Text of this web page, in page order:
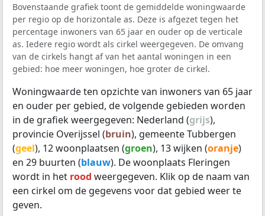
Bovenstaande grafiek toont de gemiddelde woningwaarde
per regio op de horizontale as. Deze is afgezet tegen het
percentage inwoners van 65 jaar en ouder op de verticale
as. Iedere regio wordt als cirkel weergegeven. De omvang
van de cirkels hangt af van het aantal woningen in een
gebied: hoe meer woningen, hoe groter de cirkel.
Woningwaarde ten opzichte van inwoners van 65 jaar
en ouder per gebied, de volgende gebieden worden
in de grafiek weergegeven: Nederland (grijs),
provincie Overijssel (bruin), gemeente Tubbergen
(geel), 12 woonplaatsen (groen), 13 wijken (oranje)
en 29 buurten (blauw). De woonplaats Fleringen
wordt in het rood weergegeven. Klik op de naam van
een cirkel om de gegevens voor dat gebied weer te
geven.